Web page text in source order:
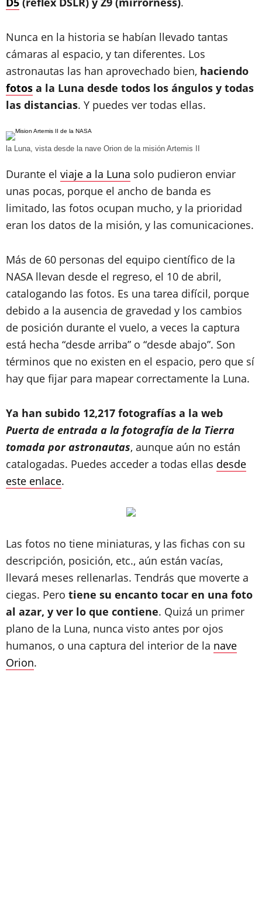
Nunca en la historia se habían llevado tantas
cámaras al espacio, y tan diferentes. Los
astronautas las han aprovechado bien, haciendo
fotos a la Luna desde todos los ángulos y todas
las distancias. Y puedes ver todas ellas.
la Luna, vista desde la nave Orion de la misión Artemis II
Durante el viaje a la Luna solo pudieron enviar
unas pocas, porque el ancho de banda es
limitado, las fotos ocupan mucho, y la prioridad
eran los datos de la misión, y las comunicaciones.
Más de 60 personas del equipo científico de la
NASA llevan desde el regreso, el 10 de abril,
catalogando las fotos. Es una tarea difícil, porque
debido a la ausencia de gravedad y los cambios
de posición durante el vuelo, a veces la captura
está hecha “desde arriba” o “desde abajo”. Son
términos que no existen en el espacio, pero que sí
hay que fijar para mapear correctamente la Luna.
Ya han subido 12,217 fotografías a la web
Puerta de entrada a la fotografía de la Tierra
tomada por astronautas, aunque aún no están
catalogadas. Puedes acceder a todas ellas desde
este enlace.
Las fotos no tiene miniaturas, y las fichas con su
descripción, posición, etc., aún están vacías,
llevará meses rellenarlas. Tendrás que moverte a
ciegas. Pero tiene su encanto tocar en una foto
al azar, y ver lo que contiene. Quizá un primer
plano de la Luna, nunca visto antes por ojos
humanos, o una captura del interior de la nave
Orion.